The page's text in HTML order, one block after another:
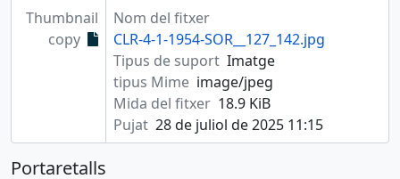
Thumbnail
copy
Nom del fitxer
CLR-4-1-1954-SOR__127_142.jpg
Tipus de suport Imatge
tipus Mime image/jpeg
Mida del fitxer 18.9 KiB
Pujat 28 de juliol de 2025 11:15
Portaretalls